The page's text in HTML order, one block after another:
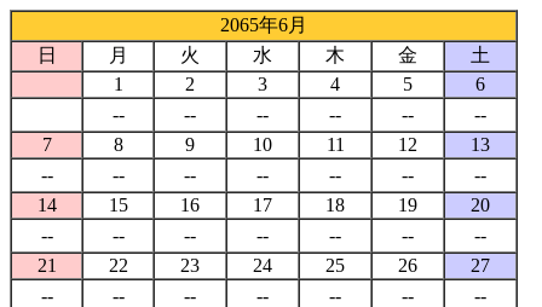
2065年6月
日
月 火 水 木 金
土
1
2 3 4 5
6
--
-- -- -- --
--
7
8 9 10 11 12
13
--
-- -- -- -- --
--
14
15 16 17 18 19
20
--
-- -- -- -- --
--
21
22 23 24 25 26
27
--
-- -- -- -- --
--